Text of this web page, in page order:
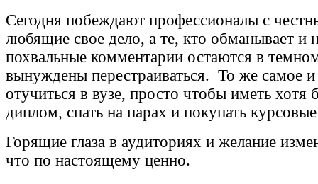
Сегодня побеждают профессионалы с
любящие свое дело, а те, кто обманывает и
похвальные комментарии остаются в
вынуждены перестраиваться. То же самое и
отучиться в вузе, просто чтобы иметь хотя
диплом, спать на парах и покупать
Горящие глаза в аудиториях и желание
что по настоящему ценно.